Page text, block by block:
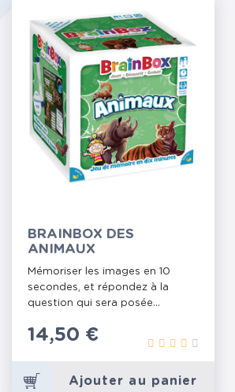
BRAINBOX DES
ANIMAUX
Mémoriser les images en 10
secondes, et répondez à la
question qui sera posée...
Prix
14,50 €
Ajouter au panier